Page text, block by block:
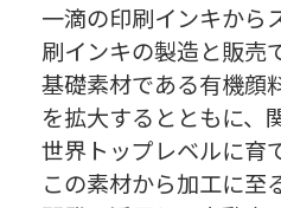
一滴の印刷インキから
刷インキの製造と販売
基礎素材である有機顔
を拡大するとともに、
世界トップレベルに育
この素材から加工に至